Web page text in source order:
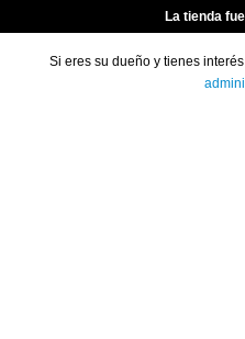
La tienda
Si eres su dueño y tienes